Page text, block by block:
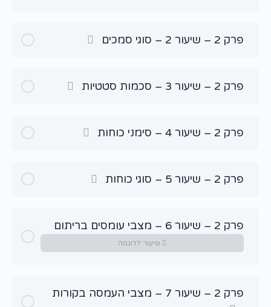
פרק 2 – שיעור 2 – סוגי סמכים
פרק 2 – שיעור 3 – סכמות סטטיות
פרק 2 – שיעור 4 – סימני כוחות
פרק 2 – שיעור 5 – סוגי כוחות
פרק 2 – שיעור 6 – מצבי עומסים בריתום
שיעור לדוגמה
פרק 2 – שיעור 7 – מצבי העמסה בקורות